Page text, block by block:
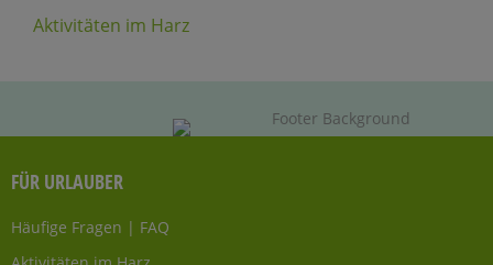
Aktivitäten im Harz
FÜR URLAUBER
Häufige Fragen | FAQ